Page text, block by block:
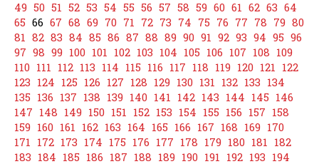
49 50 51 52 53 54 55 56 57 58 59 60 61 62 63 64
65 66 67 68 69 70 71 72 73 74 75 76 77 78 79 80
81 82 83 84 85 86 87 88 89 90 91 92 93 94 95 96
97 98 99 100 101 102 103 104 105 106 107 108 109
110 111 112 113 114 115 116 117 118 119 120 121 122
123 124 125 126 127 128 129 130 131 132 133 134
135 136 137 138 139 140 141 142 143 144 145 146
147 148 149 150 151 152 153 154 155 156 157 158
159 160 161 162 163 164 165 166 167 168 169 170
171 172 173 174 175 176 177 178 179 180 181 182
183 184 185 186 187 188 189 190 191 192 193 194